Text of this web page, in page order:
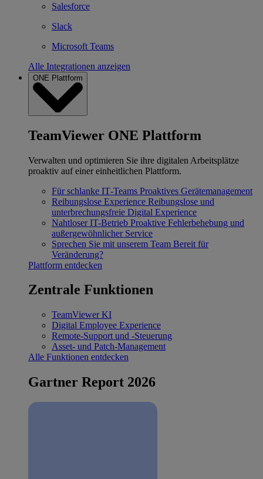
Salesforce
Slack
Microsoft Teams
Alle Integrationen anzeigen
ONE Plattform
TeamViewer ONE Plattform
Verwalten und optimieren Sie ihre digitalen Arbeitsplätze
proaktiv auf einer einheitlichen Plattform.
Für schlanke IT‐Teams Proaktives Gerätemanagement
Reibungslose Experience Reibungslose und
unterbrechungsfreie Digital Experience
Nahtloser IT-Betrieb Proaktive Fehlerbehebung und
außergewöhnlicher Service
Sprechen Sie mit unserem Team Bereit für
Veränderung?
Plattform entdecken
Zentrale Funktionen
TeamViewer KI
Digital Employee Experience
Remote-Support und -Steuerung
Asset- und Patch-Management
Alle Funktionen entdecken
Gartner Report 2026